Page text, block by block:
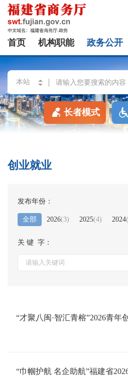
首页 机构职能 政务公开
长者模式
创业就业
发布年份：
全部 2026(3) 2025(4) 2024(
关 键 字：
“才聚八闽·智汇青榕”2026青年
“巾帼护航 名企助航”福建省